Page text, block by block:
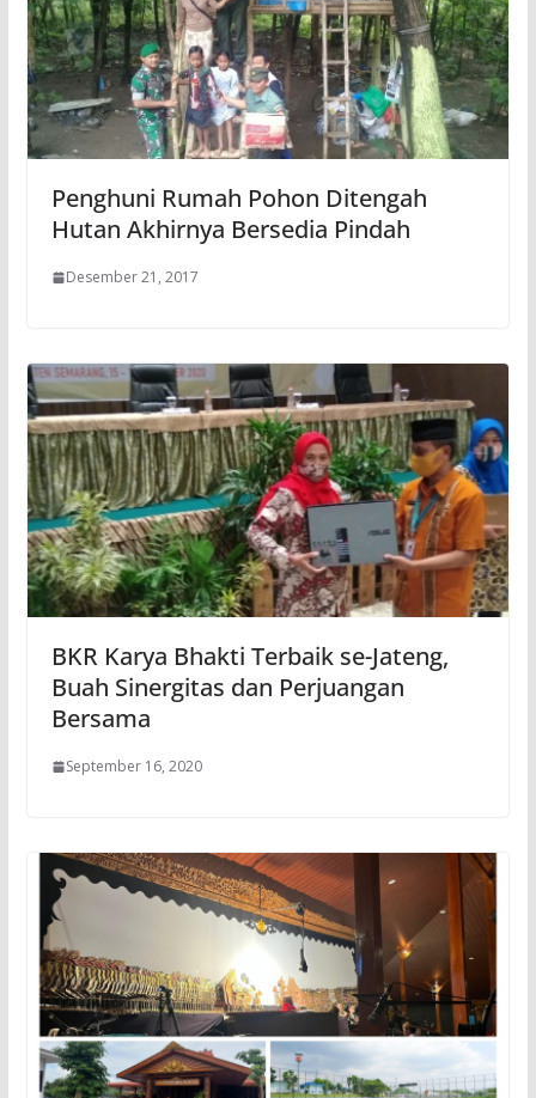
Penghuni Rumah Pohon Ditengah
Hutan Akhirnya Bersedia Pindah
Desember 21, 2017
BKR Karya Bhakti Terbaik se-Jateng,
Buah Sinergitas dan Perjuangan
Bersama
September 16, 2020